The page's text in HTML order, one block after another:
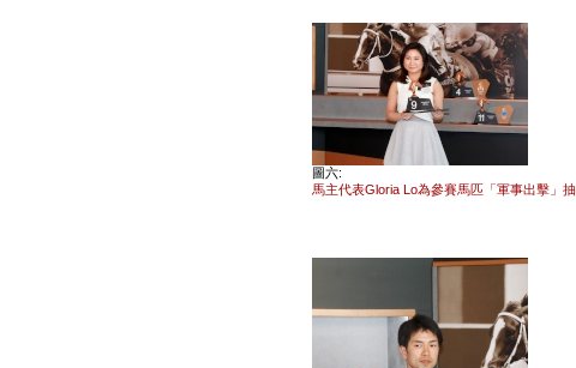
圖六:
馬主代表Gloria Lo為參賽馬匹「軍事出擊」抽